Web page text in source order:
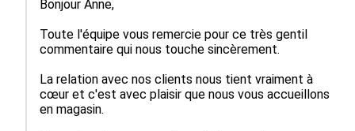
Bonjour Anne,
Toute l'équipe vous remercie pour ce très gentil
commentaire qui nous touche sincèrement.
La relation avec nos clients nous tient vraiment à
cœur et c'est avec plaisir que nous vous accueillons
en magasin.